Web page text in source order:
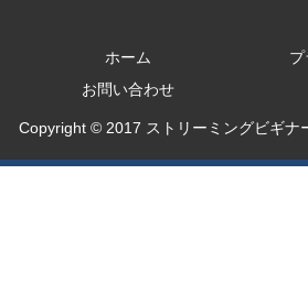
ホーム
お問い合わせ
Copyright © 2017 ストリーミングビギナ